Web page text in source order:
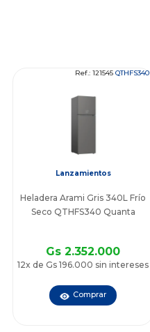
Ref.: 121545 QTHFS340
Lanzamientos
Heladera Arami Gris 340L Frío
Seco QTHFS340 Quanta
Gs 2.352.000
12x de Gs 196.000 sin intereses
Comprar